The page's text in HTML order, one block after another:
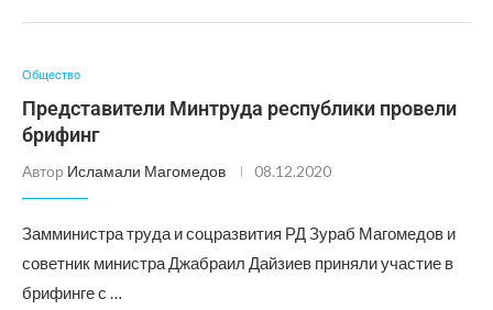
Общество
Представители Минтруда республики провели
брифинг
Автор Исламали Магомедов 08.12.2020
Замминистра труда и соцразвития РД Зураб Магомедов и
советник министра Джабраил Дайзиев приняли участие в
брифинге с …